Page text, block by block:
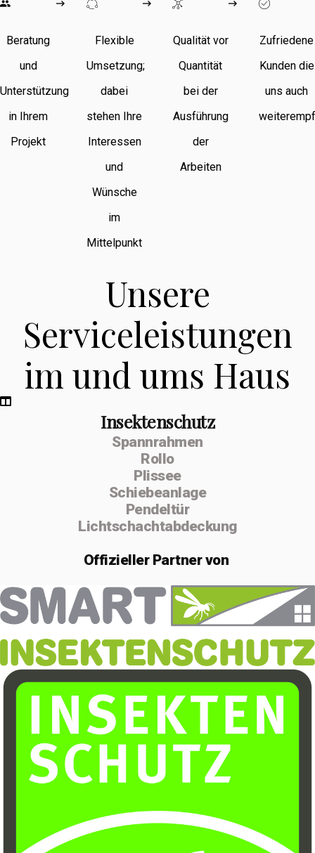
Beratung
und
Unterstützung
in Ihrem
Projekt
Flexible
Umsetzung;
dabei
stehen Ihre
Interessen
und
Wünsche
im
Mittelpunkt
Qualität vor
Quantität
bei der
Ausführung
der
Arbeiten
Zufriedene
Kunden die
uns auch
Unsere
Serviceleistungen
im und ums Haus
Insektenschutz
Spannrahmen
Rollo
Plissee
Schiebeanlage
Pendeltür
Lichtschachtabdeckung
OffiziellerPartner von